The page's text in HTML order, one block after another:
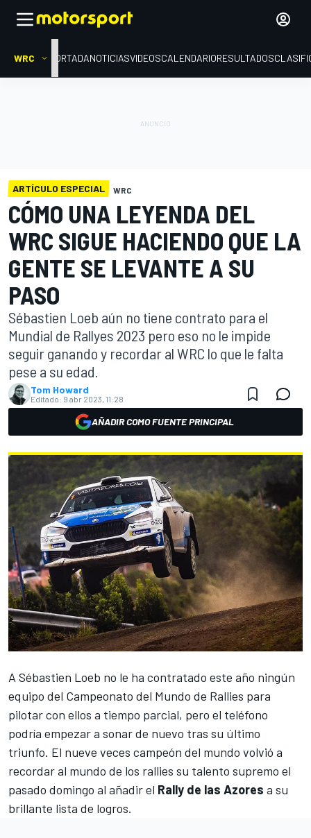
WRC PORTADANOTICIASVIDEOSCALENDARIORESULTADOS
ARTÍCULO ESPECIAL WRC
CÓMO UNA LEYENDA DEL
WRC SIGUE HACIENDO QUE LA
GENTE SE LEVANTE A SU
PASO
Sébastien Loeb aún no tiene contrato para el
Mundial de Rallyes 2023 pero eso no le impide
seguir ganando y recordar al WRC lo que le falta
pese a su edad.
Tom Howard
Editado: 9 abr 2023, 11:28
AÑADIR COMO FUENTE PRINCIPAL
A Sébastien Loeb no le ha contratado este año ningún
equipo del Campeonato del Mundo de Rallies para
pilotar con ellos a tiempo parcial, pero el teléfono
podría empezar a sonar de nuevo tras su último
triunfo. El nueve veces campeón del mundo volvió a
recordar al mundo de los rallies su talento supremo el
pasado domingo al añadir el Rally de las Azores a su
brillante lista de logros.